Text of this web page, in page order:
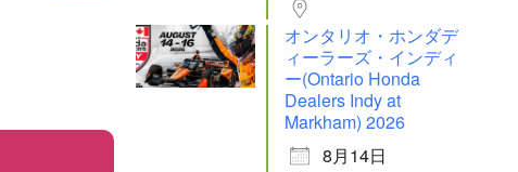
オンタリオ・ホンダデ
ィーラーズ・インディ
ー(Ontario Honda
Dealers Indy at
Markham) 2026
8月14日